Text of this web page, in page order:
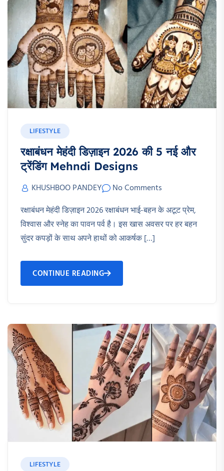
LIFESTYLE
रक्षाबंधन मेहंदी डिज़ाइन 2026 की 5 नई और
ट्रेंडिंग Mehndi Designs
KHUSHBOO PANDEY
No Comments
रक्षाबंधन मेहंदी डिज़ाइन 2026 रक्षाबंधन भाई-बहन के अटूट प्रेम,
विश्वास और स्नेह का पावन पर्व है। इस खास अवसर पर हर बहन
सुंदर कपड़ों के साथ अपने हाथों को आकर्षक […]
CONTINUE READING
LIFESTYLE